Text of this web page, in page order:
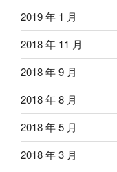
2019 年 1 月
2018 年 11 月
2018 年 9 月
2018 年 8 月
2018 年 5 月
2018 年 3 月